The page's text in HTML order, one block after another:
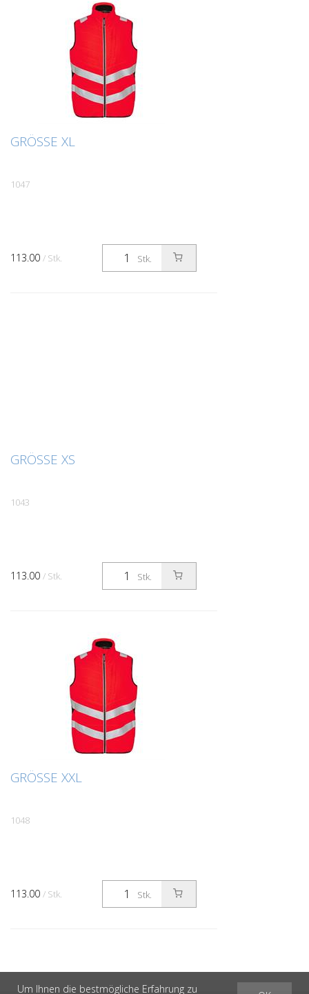
GRÖSSE XL
1047
Stk.
113.00 / Stk.
GRÖSSE XS
1043
Stk.
113.00 / Stk.
GRÖSSE XXL
1048
Stk.
113.00 / Stk.
Um Ihnen die bestmögliche Erfahrung zu